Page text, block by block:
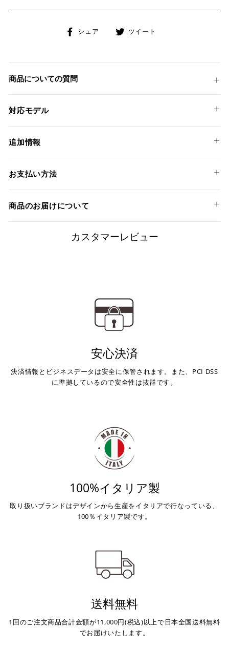
シェア
Facebook
ェ
る
ツイート
稿
商品についての質問
対応モデル
KAWASAKI
Z900 '20
追加情報
超軽量＆高強度のドライカーボン製パイプヒートガードで
無骨な純正キャタライザーを隠すことができ、MotoGPや
WSBKさながらのレーシーなルックスに仕立て上げます。
注意
純正キャタライザーを外した場合は適合しません。
お支払い方法
クレジットカード
商品発送時に決済完了となります。
対応支払回数について以下の通りです。
※ 分割払い、リボ払いは決済金額が税込10,000円以上の
場合のみご利用いただけます。
※ Diners Clubは分割払い非対応のため、一括払い・リ
ボ払いのみご利用頂けます。
※ 手数料、利息はご利用のカード会社の定めによります
ので、事前にご確認ください。
楽天ポイントが貯まる・使える！「簡単」「あんしん」
「お得」な楽天ペイをご利用ください。
※ 楽天ポイントが貯まるのは楽天カード・楽天ポイン
ト・楽天ペイ残高でのお支払いに限ります。
※ 現在楽天ペイでご使用頂けるクレジットカードは
Visa、Mastercard、JCBのみです。
商品のお届けについて
商品発送までの日数について
・平日16時までのご注文、お支払い完了で即日発送いたしま
入金確認が完了いたしましたら即日発送いたします。
・お取り寄せ商品等を一緒にご注文の場合は、基本的にはお
取り寄せ商品が揃ってからの発送になります。別で発送をご
・商品ページの納期はあくまで目安になりますので、納期が
早まる場合もございます。
・運送状況や繁忙期の影響により遅れが生じる場合もござい
１回のご注文で商品代金合計が¥11,000(税込）以上の場合
ヤマト運輸になります。 配送会社の指定はできかねます。
カスタマーレビュー
安心決済
決済情報とビジネスデータは安全に保管されます。また、PCI DSS
に準拠しているので安全性は抜群です。
100%イタリア製
取り扱いブランドはデザインから生産をイタリアで行なっている、
100％イタリア製です。
送料無料
1回のご注文商品合計金額が11,000円(税込)以上で日本全国送料無料
でお届けいたします。